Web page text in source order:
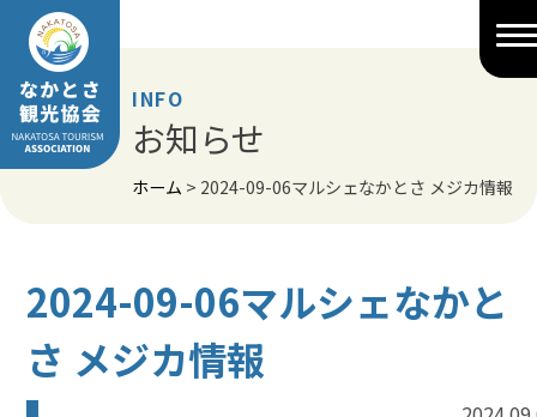
Skip
content
INFO
お知らせ
ホーム > 2024-09-06マルシェなかとさ メジカ情報
2024-09-06マルシェなかと
さ メジカ情報